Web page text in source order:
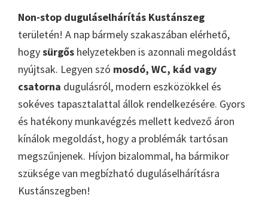
Non-stop duguláselhárítás Kustánszeg
területén! A nap bármely szakaszában elérhető,
hogysürgős helyzetekben is azonnali megoldást
nyújtsak. Legyen szó mosdó, WC, kád vagy
csatorna dugulásról, modern eszközökkel és
sokéves tapasztalattal állok rendelkezésére. Gyors
és hatékony munkavégzés mellett kedvező áron
kínálok megoldást, hogy a problémák tartósan
megszűnjenek. Hívjon bizalommal, ha bármikor
szüksége van megbízható duguláselhárításra
Kustánszegben!